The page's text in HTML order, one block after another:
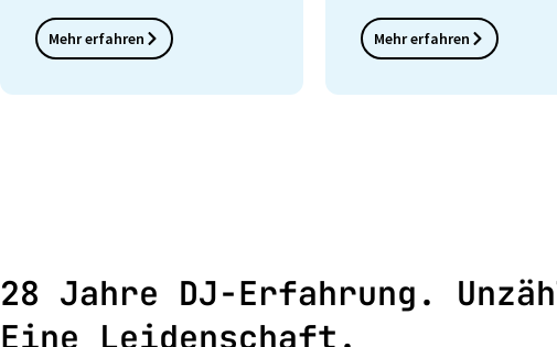
Mehr erfahren Mehr erfahren
28 Jahre DJ-Erfahrung.
Eine Leidenschaft.